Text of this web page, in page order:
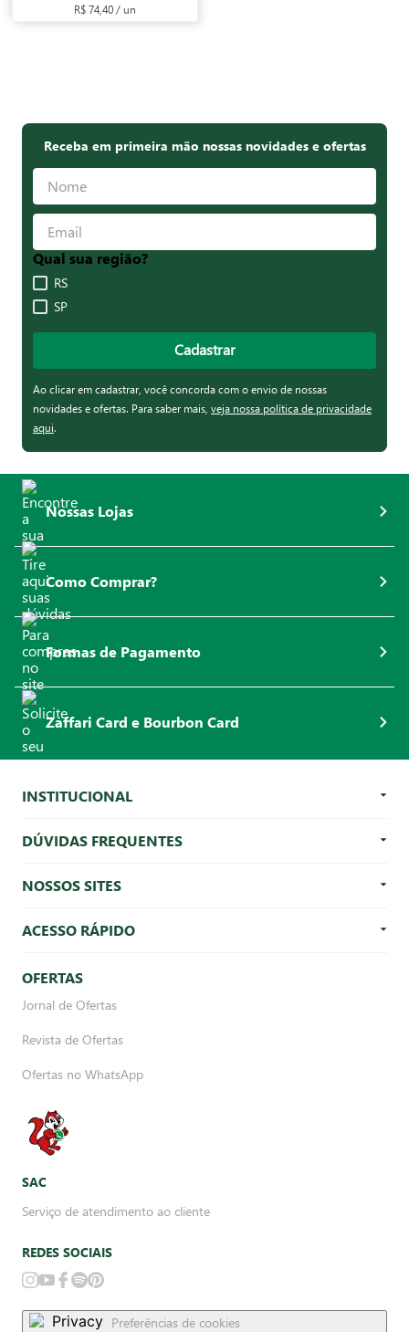
R$ 74,40 / un
Receba em primeira mão nossas novidades e ofertas
Qual sua região?
RS
SP
Cadastrar
Ao clicar em cadastrar, você concorda com o envio de nossas
novidades e ofertas. Para saber mais, veja nossa política de privacidade
aqui.
Nossas Lojas
Como Comprar?
Formas de Pagamento
Zaffari Card e Bourbon Card
INSTITUCIONAL
DÚVIDAS FREQUENTES
NOSSOS SITES
ACESSO RÁPIDO
OFERTAS
Jornal de Ofertas
Revista de Ofertas
Ofertas no WhatsApp
SAC
Serviço de atendimento ao cliente
REDES SOCIAIS
Preferências de cookies